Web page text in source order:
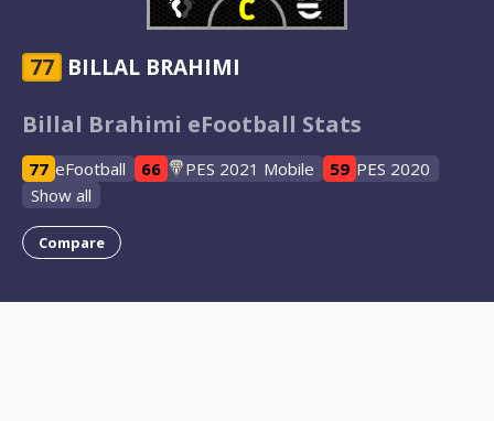
77 BILLAL BRAHIMI
Billal Brahimi eFootball Stats
77 eFootball 66 PES 2021 Mobile 59 PES 2020
Show all
Compare